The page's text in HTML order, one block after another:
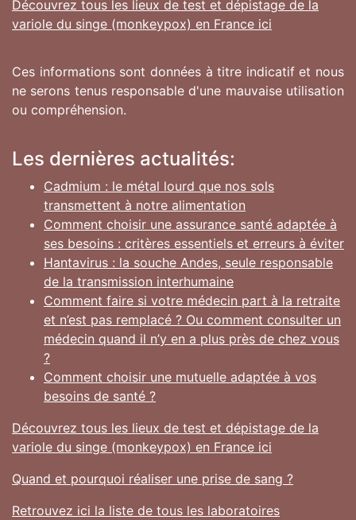
Découvrez tous les lieux de test et dépistage de la
variole du singe (monkeypox) en France ici
Ces informations sont données à titre indicatif et nous
ne serons tenus responsable d'une mauvaise utilisation
ou compréhension.
Les dernières actualités:
Cadmium : le métal lourd que nos sols
transmettent à notre alimentation
Comment choisir une assurance santé adaptée à
ses besoins : critères essentiels et erreurs à éviter
Hantavirus : la souche Andes, seule responsable
de la transmission interhumaine
Comment faire si votre médecin part à la retraite
et n’est pas remplacé ? Ou comment consulter un
médecin quand il n’y en a plus près de chez vous
?
Comment choisir une mutuelle adaptée à vos
besoins de santé ?
Découvrez tous les lieux de test et dépistage de la
variole du singe (monkeypox) en France ici
Quand et pourquoi réaliser une prise de sang ?
Retrouvez ici la liste de tous les laboratoires